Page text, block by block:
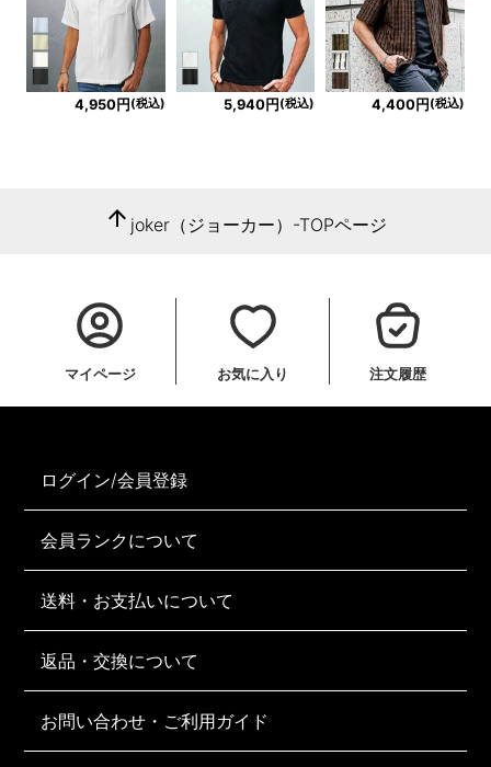
4,950円 (税込) 5,940円 (税込) 4,400円 (税込)
arrow_upward joker（ジョーカー）-TOPページ
マイページ お気に入り 注文履歴
ログイン/会員登録
会員ランクについて
送料・お支払いについて
返品・交換について
お問い合わせ・ご利用ガイド